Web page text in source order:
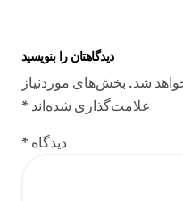
دیدگاهتان را بنویسید
شد. بخش‌های موردنیاز
علامت‌گذاری شده‌اند *
دیدگاه *